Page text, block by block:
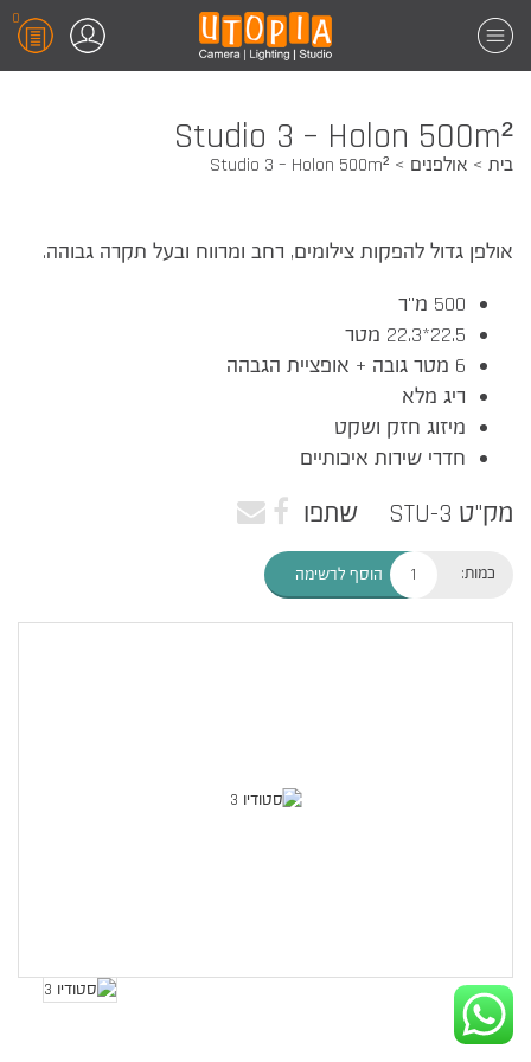
0
Studio 3 – Holon 500m²
בית אולפנים Studio 3 – Holon 500m²
אולפן גדול להפקות צילומים, רחב ומרווח ובעל תקרה גבוהה.
500 מ"ר
22.5*22.3 מטר
6 מטר גובה + אופציית הגבהה
ריג מלא
מיזוג חזק ושקט
חדרי שירות איכותיים
מק"ט STU-3 שתפו
כמות: הוסף לרשימה